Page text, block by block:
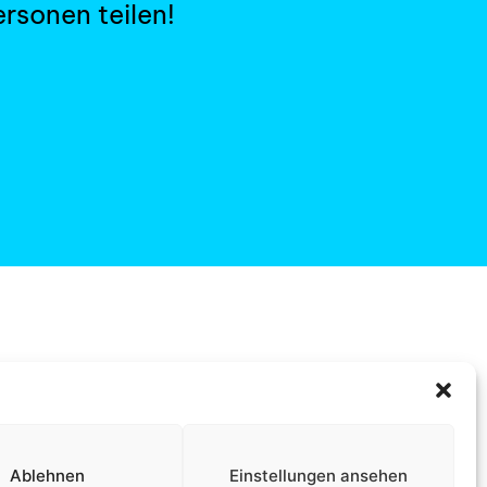
Ablehnen Einstellungen ansehen
teilen!